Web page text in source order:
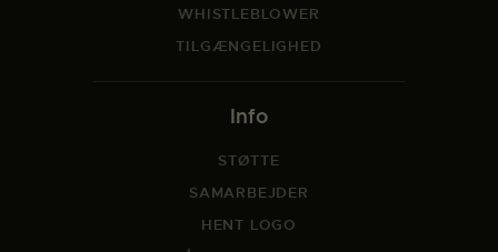
WHISTLEBLOWER
TILGÆNGELIGHED
Info
STØTTE
SAMARBEJDER
HENT LOGO